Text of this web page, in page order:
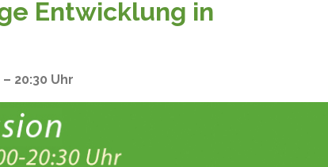
Entwicklung in
20:30 Uhr